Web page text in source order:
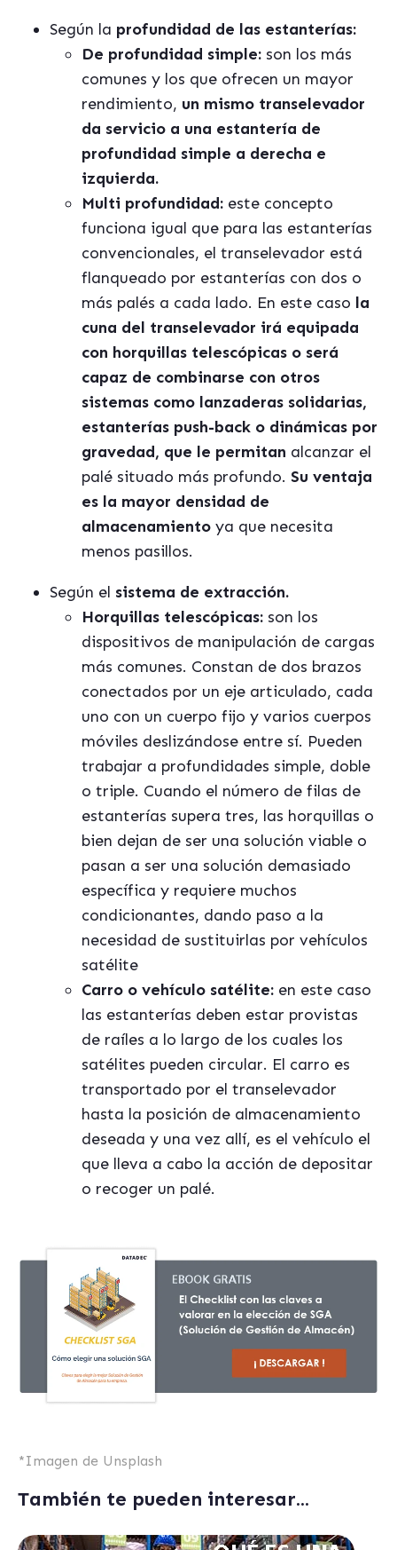
Según la profundidad de las estanterías:
De profundidad simple: son los más
comunes y los que ofrecen un mayor
rendimiento, un mismo transelevador
da servicio a una estantería de
profundidad simple a derecha e
izquierda.
Multi profundidad: este concepto
funciona igual que para las estanterías
convencionales, el transelevador está
flanqueado por estanterías con dos o
más palés a cada lado. En este caso la
cuna del transelevador irá equipada
con horquillas telescópicas o será
capaz de combinarse con otros
sistemas como lanzaderas solidarias,
estanterías push-back o dinámicas por
gravedad, que le permitan alcanzar el
palé situado más profundo. Su ventaja
es la mayor densidad de
almacenamiento ya que necesita
menos pasillos.
Según el sistema de extracción.
Horquillas telescópicas: son los
dispositivos de manipulación de cargas
más comunes. Constan de dos brazos
conectados por un eje articulado, cada
uno con un cuerpo fijo y varios cuerpos
móviles deslizándose entre sí. Pueden
trabajar a profundidades simple, doble
o triple. Cuando el número de filas de
estanterías supera tres, las horquillas o
bien dejan de ser una solución viable o
pasan a ser una solución demasiado
específica y requiere muchos
condicionantes, dando paso a la
necesidad de sustituirlas por vehículos
satélite
Carro o vehículo satélite: en este caso
las estanterías deben estar provistas
de raíles a lo largo de los cuales los
satélites pueden circular. El carro es
transportado por el transelevador
hasta la posición de almacenamiento
deseada y una vez allí, es el vehículo el
que lleva a cabo la acción de depositar
o recoger un palé.
*Imagen de Unsplash
También te pueden interesar...